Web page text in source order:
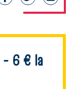
- 6 € la